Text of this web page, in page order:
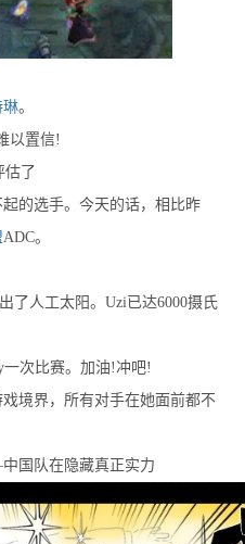
琳。
以置信!
了
选手。今天的话，相比昨
ADC。
人工太阳。Uzi已达6000摄氏
次比赛。加油!冲吧!
界，所有对手在她面前都不
队在隐藏真正实力